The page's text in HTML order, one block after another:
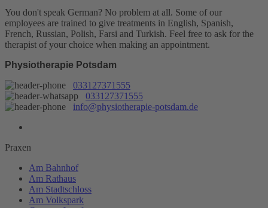
You don't speak German? No problem at all. Some of our
employees are trained to give treatments in English, Spanish,
French, Russian, Polish, Farsi and Turkish. Feel free to ask for the
therapist of your choice when making an appointment.
Physiotherapie Potsdam
033127371555
033127371555
info@physiotherapie-potsdam.de
Praxen
Am Bahnhof
Am Rathaus
Am Stadtschloss
Am Volkspark